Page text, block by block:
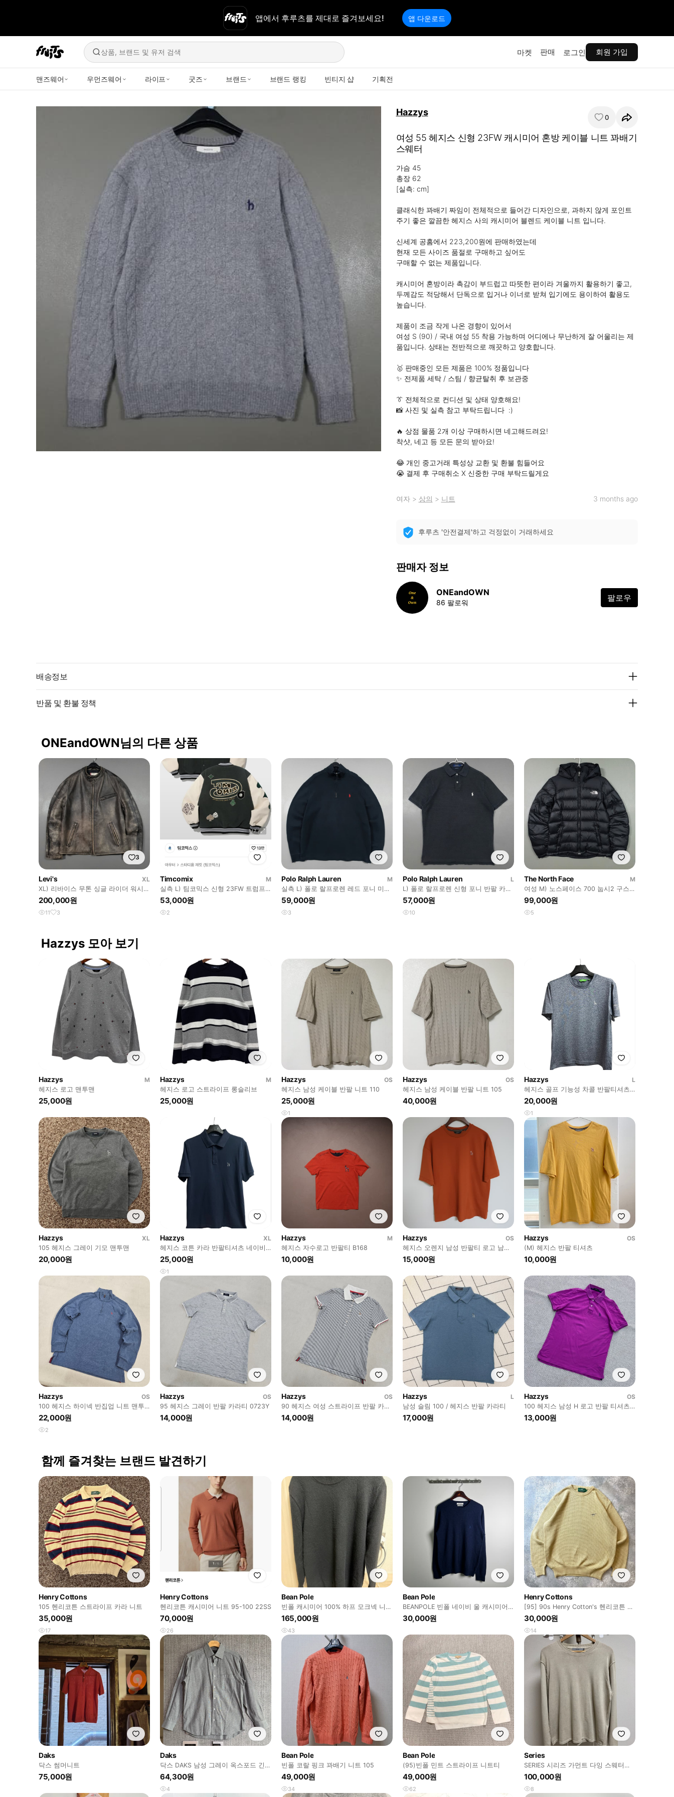
앱에서 후루츠를 제대로 즐겨보세요! 앱 다운로드
상품, 브랜드 및 유저 검색 마켓 판매 로그인 회원 가입
맨즈웨어 우먼즈웨어 라이프 굿즈 브랜드 브랜드 랭킹 빈티지 샵 기획전
Hazzys 0
여성 55 헤지스 신형 23FW 캐시미어 혼방 케이블 니트 꽈배기
스웨터
가슴 45
총장 62
[실측: cm]
클래식한 꽈배기 짜임이 전체적으로 들어간 디자인으로, 과하지 않게 포인트
주기 좋은 깔끔한 헤지스 사의 캐시미어 블렌드 케이블 니트 입니다.
신세계 공홈에서 223,200원에 판매하였는데
현재 모든 사이즈 품절로 구매하고 싶어도
구매할 수 없는 제품입니다.
캐시미어 혼방이라 촉감이 부드럽고 따뜻한 편이라 겨울까지 활용하기 좋고,
두께감도 적당해서 단독으로 입거나 이너로 받쳐 입기에도 용이하여 활용도
높습니다.
제품이 조금 작게 나온 경향이 있어서
여성 S (90) / 국내 여성 55 착용 가능하며 어디에나 무난하게 잘 어울리는 제
품입니다. 상태는 전반적으로 깨끗하고 양호합니다.
🥇 판매중인 모든 제품은 100% 정품입니다
✨️ 전제품 세탁 / 스팀 / 향균탈취 후 보관중
👔 전체적으로 컨디션 및 상태 양호해요!
📸 사진 및 실측 참고 부탁드립니다  :)
🔥 상점 물품 2개 이상 구매하시면 네고해드려요!
착샷, 네고 등 모든 문의 받아요!
😂 개인 중고거래 특성상 교환 및 환불 힘들어요
😭 결제 후 구매취소 X 신중한 구매 부탁드릴게요
여자> 상의 > 니트 3 months ago
후루츠 '안전결제'하고 걱정없이 거래하세요
판매자 정보
ONEandOWN
86 팔로워 팔로우
배송정보
반품 및 환불 정책
ONEandOWN님의 다른 상품
3
Levi's
XL
XL) 리바이스 무톤 싱글 라이더 워시드
카우 레더 소가죽 자켓
200,000원
11 3
Timcomix
M
실측 L) 팀코믹스 신형 23FW 트럼프
앤 다이스 울 바시티 자켓 카키
53,000원
2
Polo Ralph Lauren
M
실측 L) 폴로 랄프로렌 레드 포니 미니
멀 하프집업 니트 RL 플리스 스
59,000원
3
Polo Ralph Lauren
L
L) 폴로 랄프로렌 신형 포니 반팔 카라
티 커스텀 슬림핏 메시 폴로 셔츠
57,000원
10
The North Face
M
여성 M) 노스페이스 700 눕시2 구스
다운 패딩 점퍼 자켓 블랙
99,000원
5
Hazzys 모아 보기
Hazzys
M
헤지스 로고 맨투맨
25,000원
Hazzys
M
헤지스 로고 스트라이프 롱슬리브
25,000원
Hazzys
OS
헤지스 남성 케이블 반팔 니트 110
25,000원
1
Hazzys
OS
헤지스 남성 케이블 반팔 니트 105
40,000원
Hazzys
L
헤지스 골프 기능성 차콜 반팔티셔츠
100
20,000원
1
Hazzys
XL
105 헤지스 그레이 기모 맨투맨
20,000원
Hazzys
XL
헤지스 코튼 카라 반팔티셔츠 네이비
105
25,000원
1
Hazzys
M
헤지스 자수로고 반팔티 B168
10,000원
Hazzys
OS
헤지스 오렌지 남성 반팔티 로고 남자
반팔 티셔츠 H11
15,000원
Hazzys
OS
(M) 헤지스 반팔 티셔츠
10,000원
Hazzys
OS
100 헤지스 하이넥 반집업 니트 맨투
맨 0723Y2
22,000원
2
Hazzys
OS
95 헤지스 그레이 반팔 카라티 0723Y
14,000원
Hazzys
OS
90 헤지스 여성 스트라이프 반팔 카라
티 0723Y
14,000원
Hazzys
L
남성 슬림 100 / 헤지스 반팔 카라티
17,000원
Hazzys
OS
100 헤지스 남성 H 로고 반팔 티셔츠
0723E
13,000원
함께 즐겨찾는 브랜드 발견하기
Henry Cottons
105 헨리코튼 스트라이프 카라 니트
35,000원
17
Henry Cottons
헨리코튼 캐시미어 니트 95-100 22SS
70,000원
26
Bean Pole
빈폴 캐시미어 100% 하프 모크넥 니트
블랙 100사이즈
165,000원
43
Bean Pole
BEANPOLE 빈폴 네이비 울 캐시미어
블렌드 니트 100
30,000원
Henry Cottons
[95] 90s Henry Cotton's 헨리코튼 빈
티지 코튼 니트
30,000원
14
Daks
닥스 썸머니트
75,000원
Daks
닥스 DAKS 남성 그레이 옥스포드 긴팔
셔츠 면 100% 95사이즈
64,300원
4
Bean Pole
빈폴 코랄 핑크 꽈배기 니트 105
49,000원
34
Bean Pole
(95)빈폴 민트 스트라이프 니트티
49,000원
62
Series
SERIES 시리즈 가먼트 다잉 스웨터
105사이즈
100,000원
8